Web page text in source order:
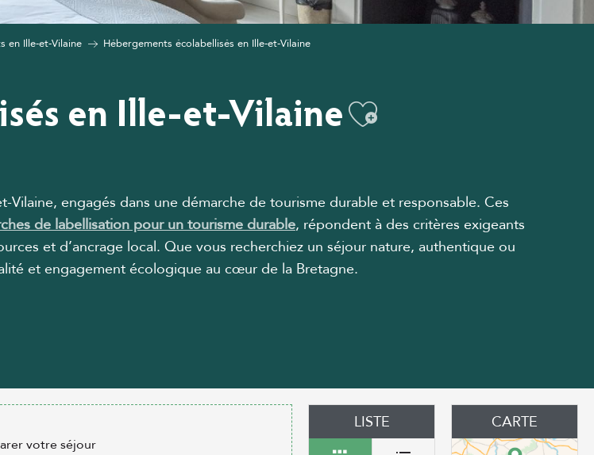
en Ille-et-Vilaine Hébergements écolabellisés en Ille-et-Vilaine
en Ille-et-VilaineAjouter aux
engagés dans une démarche de tourisme durable et responsable. Ces
de labellisation pour un tourisme durable, répondent à des critères exigeants
et d’ancrage local. Que vous recherchiez un séjour nature, authentique ou
et engagement écologique au cœur de la Bretagne.
votre séjour
LISTE CARTE